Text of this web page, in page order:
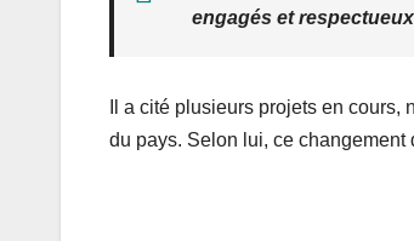
engagés et
Il a cité plusieurs projets en
du pays. Selon lui, ce